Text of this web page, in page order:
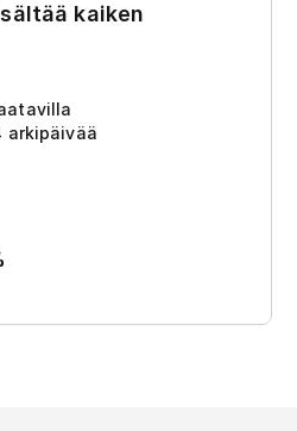
kaiken
arkipäivää